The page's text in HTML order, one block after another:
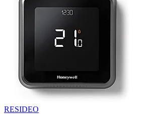
RESIDEO